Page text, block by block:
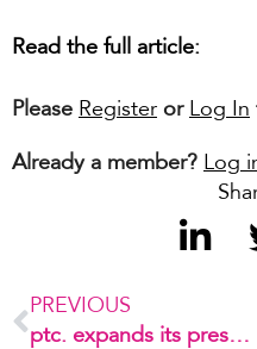
Read the full article:
Please Register or Log In
Already a member? Log
PREVIOUS
ptc. expands its presence in Latin America